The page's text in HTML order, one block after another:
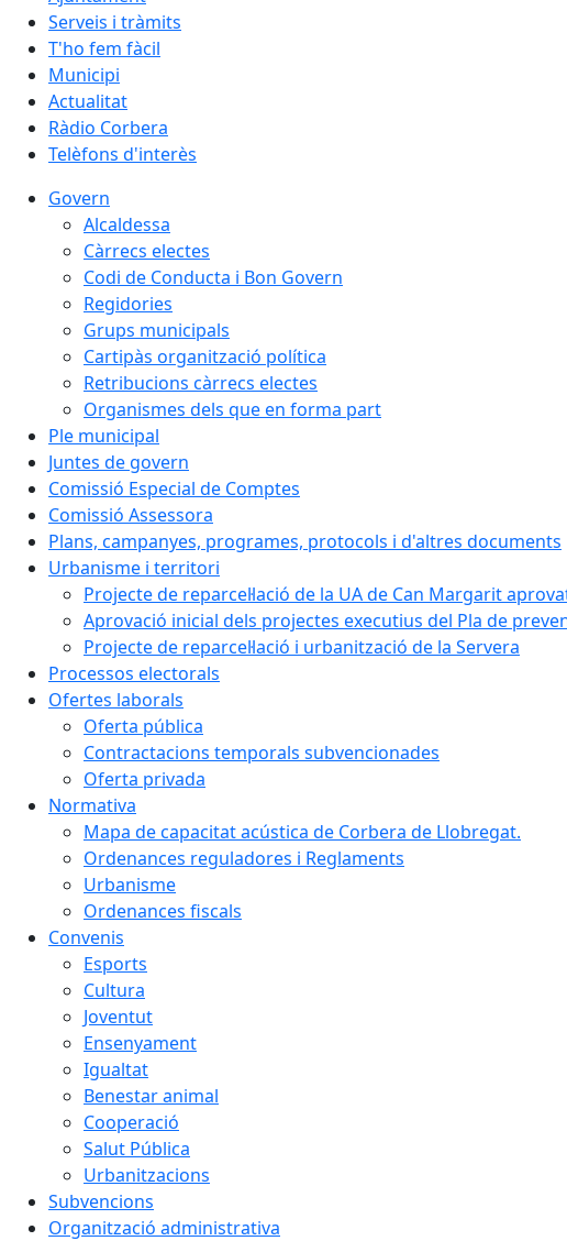
Serveis i tràmits
T'ho fem fàcil
Municipi
Actualitat
Ràdio Corbera
Telèfons d'interès
Govern
Alcaldessa
Càrrecs electes
Codi de Conducta i Bon Govern
Regidories
Grups municipals
Cartipàs organització política
Retribucions càrrecs electes
Organismes dels que en forma part
Ple municipal
Juntes de govern
Comissió Especial de Comptes
Comissió Assessora
Plans, campanyes, programes, protocols i d'altres documents
Urbanisme i territori
Projecte de reparcel·lació de la UA de Can Margarit
Aprovació inicial dels projectes executius del Pla de
Projecte de reparcel·lació i urbanització de la Servera
Processos electorals
Ofertes laborals
Oferta pública
Contractacions temporals subvencionades
Oferta privada
Normativa
Mapa de capacitat acústica de Corbera de Llobregat.
Ordenances reguladores i Reglaments
Urbanisme
Ordenances fiscals
Convenis
Esports
Cultura
Joventut
Ensenyament
Igualtat
Benestar animal
Cooperació
Salut Pública
Urbanitzacions
Subvencions
Organització administrativa